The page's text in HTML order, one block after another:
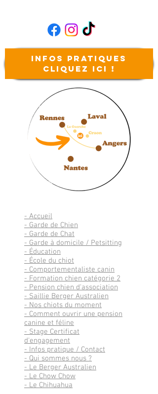
Infos pratiques
Cliquez ici !
- Accueil
- Garde de Chien
- Garde de Chat
- Garde à domicile / Petsitting
- Éducation
- École du chiot
- Comportementaliste canin
- Formation chien catégorie 2
- Pension chien d'association
- Saillie Berger Australien
- Nos chiots du moment
- Comment ouvrir une pension
canine et féline
- Stage Certificat
d'engagement
- Infos pratique / Contact
- Qui sommes nous ?
- Le Berger Australien
- Le Chow Chow
- Le Chihuahua